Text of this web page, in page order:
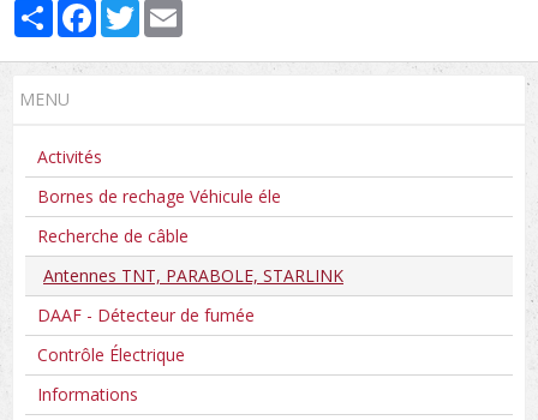
PartagerFacebook
Twitter
MENU
Activités
Bornes de rechage Véhicule éle
Recherche de câble
Antennes TNT, PARABOLE, STARLINK
DAAF - Détecteur de fumée
Contrôle Électrique
Informations